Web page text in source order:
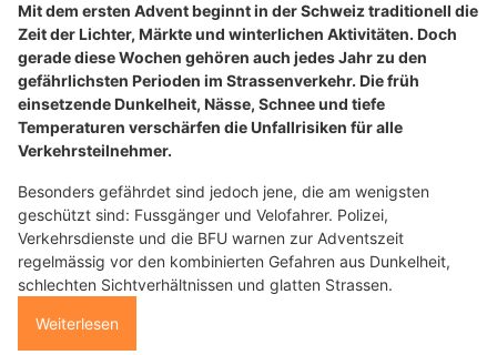
Mit dem ersten Advent beginnt in der Schweiz traditionell die
Zeit der Lichter, Märkte und winterlichen Aktivitäten. Doch
gerade diese Wochen gehören auch jedes Jahr zu den
gefährlichsten Perioden im Strassenverkehr. Die früh
einsetzende Dunkelheit, Nässe, Schnee und tiefe
Temperaturen verschärfen die Unfallrisiken für alle
Verkehrsteilnehmer.
Besonders gefährdet sind jedoch jene, die am wenigsten
geschützt sind: Fussgänger und Velofahrer. Polizei,
Verkehrsdienste und die BFU warnen zur Adventszeit
regelmässig vor den kombinierten Gefahren aus Dunkelheit,
schlechten Sichtverhältnissen und glatten Strassen.
Weiterlesen